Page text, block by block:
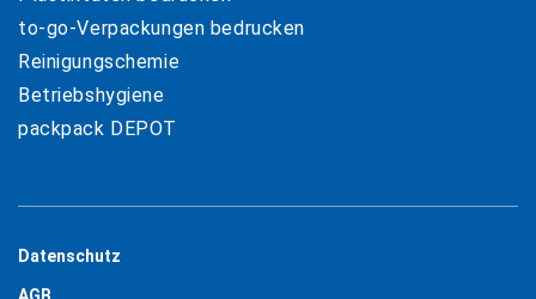
to-go-Verpackungen bedrucken
Reinigungschemie
Betriebshygiene
packpack DEPOT
Datenschutz